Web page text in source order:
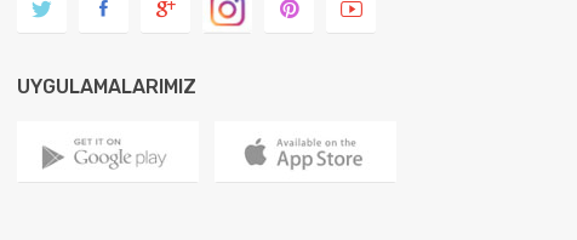
UYGULAMALARIMIZ